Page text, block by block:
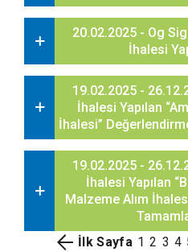
20.02.2025 - Og
İhalesi
19.02.2025 -
İhalesi Yapılan
İhalesi”
19.02.2025 -
İhalesi Yapılan
Malzeme Alım
İlk Sayfa 1 2 3 4